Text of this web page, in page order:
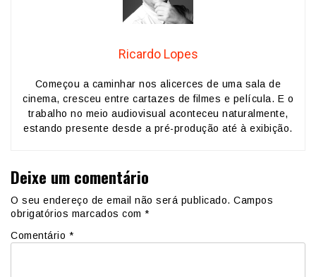
Ricardo Lopes
Começou a caminhar nos alicerces de uma sala de
cinema, cresceu entre cartazes de filmes e película. E o
trabalho no meio audiovisual aconteceu naturalmente,
estando presente desde a pré-produção até à exibição.
Deixe um comentário
O seu endereço de email não será publicado. Campos
obrigatórios marcados com *
Comentário *